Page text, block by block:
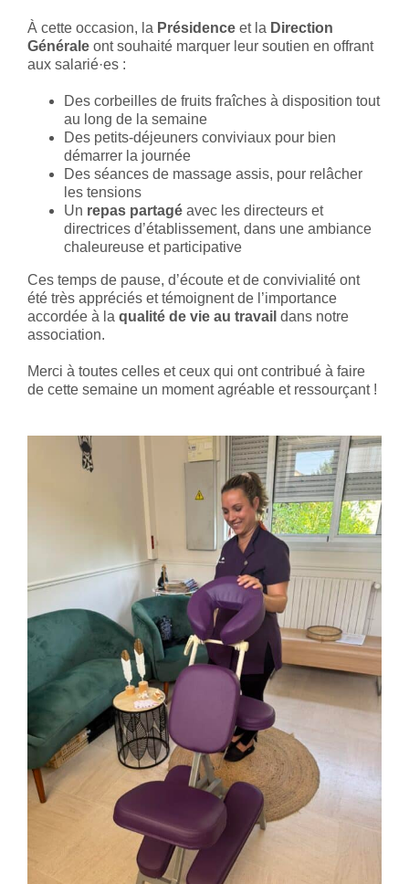
À cette occasion, la Présidenceet la Direction
Généraleont souhaité marquer leur soutien en offrant
aux salarié·es :
Des corbeilles de fruits fraîches à disposition tout
au long de la semaine
Des petits-déjeuners conviviaux pour bien
démarrer la journée
Des séances de massage assis, pour relâcher
les tensions
Un repas partagéavec les directeurs et
directrices d’établissement, dans une ambiance
chaleureuse et participative
Ces temps de pause, d’écoute et de convivialité ont
été très appréciés et témoignent de l’importance
accordée à la qualité de vie au travail dans notre
association.
Merci à toutes celles et ceux qui ont contribué à faire
de cette semaine un moment agréable et ressourçant !